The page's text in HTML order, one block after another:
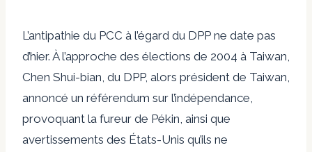
L’antipathie du PCC à l’égard du DPP ne date pas
d’hier. À l’approche des élections de 2004 à Taiwan,
Chen Shui-bian, du DPP, alors président de Taiwan,
annoncé un référendum sur l’indépendance,
provoquant la fureur de Pékin, ainsi que
avertissements des États-Unis qu’ils ne